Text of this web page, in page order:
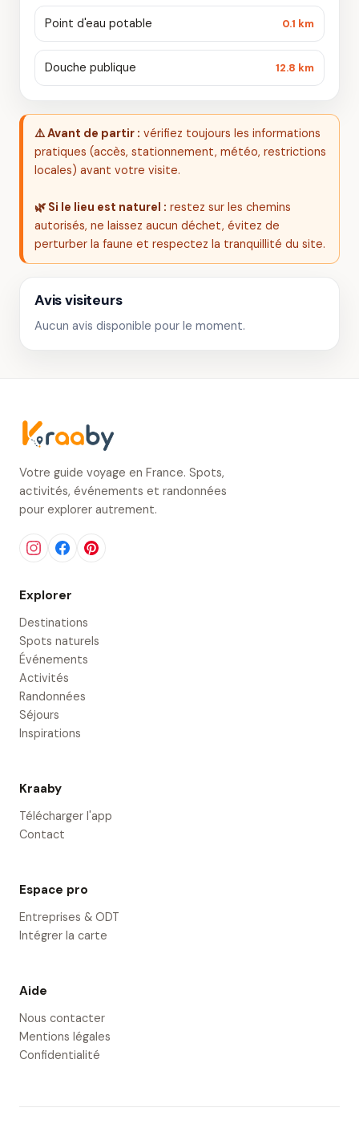
Point d'eau potable 0.1 km
Douche publique 12.8 km
⚠️ Avant de partir : vérifiez toujours les informations
pratiques (accès, stationnement, météo, restrictions
locales) avant votre visite.
🌿 Si le lieu est naturel : restez sur les chemins
autorisés, ne laissez aucun déchet, évitez de
perturber la faune et respectez la tranquillité du site.
Avis visiteurs
Aucun avis disponible pour le moment.
Votre guide voyage en France. Spots,
activités, événements et randonnées
pour explorer autrement.
Explorer
Destinations
Spots naturels
Événements
Activités
Randonnées
Séjours
Inspirations
Kraaby
Télécharger l'app
Contact
Espace pro
Entreprises & ODT
Intégrer la carte
Aide
Nous contacter
Mentions légales
Confidentialité